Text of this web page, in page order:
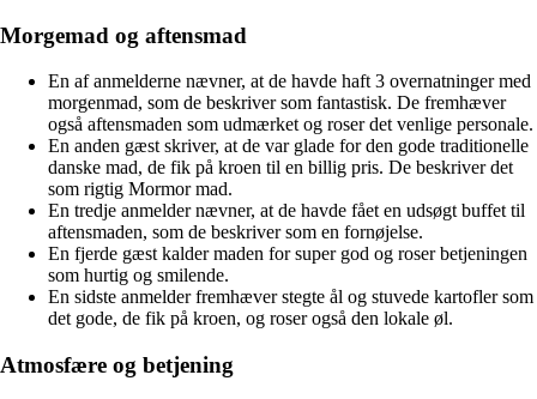
Morgemad og aftensmad
En af anmelderne nævner, at de havde haft 3 overnatninger med
morgenmad, som de beskriver som fantastisk. De fremhæver
også aftensmaden som udmærket og roser det venlige personale.
En anden gæst skriver, at de var glade for den gode traditionelle
danske mad, de fik på kroen til en billig pris. De beskriver det
som rigtig Mormor mad.
En tredje anmelder nævner, at de havde fået en udsøgt buffet til
aftensmaden, som de beskriver som en fornøjelse.
En fjerde gæst kalder maden for super god og roser betjeningen
som hurtig og smilende.
En sidste anmelder fremhæver stegte ål og stuvede kartofler som
det gode, de fik på kroen, og roser også den lokale øl.
Atmosfære og betjening